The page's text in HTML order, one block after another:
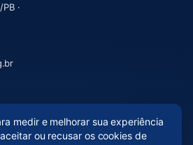
·
os direitos reservados
medir e melhorar sua experiência
ou recusar os cookies de